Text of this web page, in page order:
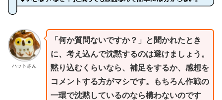
ハットさん
「何か質問ないですか？」と聞かれたとき
に、考え込んで沈黙するのは避けましょう。
黙り込むくらいなら、補足をするか、感想を
コメントする方がマシです。もちろん作戦の
一環で沈黙しているのなら構わないのです